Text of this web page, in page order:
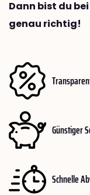
Dann bist du
genau richtig!
Günstiger
Schnelle